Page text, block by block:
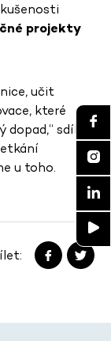
projekty
učit
které
dopad,“ sdílela
u toho.